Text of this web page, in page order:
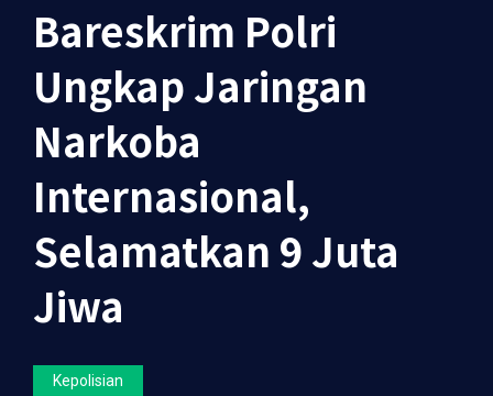
Bareskrim Polri
Ungkap Jaringan
Narkoba
Internasional,
Selamatkan 9 Juta
Jiwa
Kepolisian